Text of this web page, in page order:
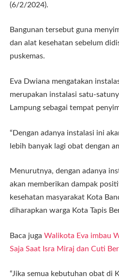
(6/2/2024).
Bangunan tersebut guna
dan alat kesehatan sebelum
puskemas.
Eva Dwiana mengatakan
merupakan instalasi satu-
Lampung sebagai tempat
“Dengan adanya instalasi ini
lebih banyak lagi obat dengan
Menurutnya, dengan adanya
akan memberikan dampak
kesehatan masyarakat Kota
diharapkan warga Kota Tapis
Baca juga Walikota Eva imbau
Saja Saat Isra Miraj dan Cuti
“Jika semua kebutuhan obat di